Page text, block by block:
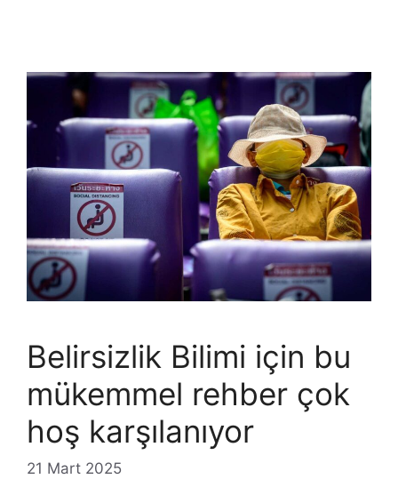
Belirsizlik Bilimi için bu
mükemmel rehber çok
hoş karşılanıyor
21 Mart 2025